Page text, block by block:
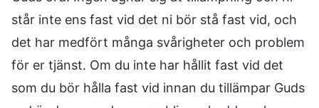
står inte ens fast vid det ni bör stå fast vid, och
det har medfört många svårigheter och problem
för er tjänst. Om du inte har hållit fast vid det
som du bör hålla fast vid innan du tillämpar Guds